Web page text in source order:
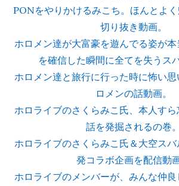
PONをやりかけるみこち。ほんとよ
切り抜き動画。
ホロメン達が大富豪を遊んでる姿が
を確信した瞬間に全てを失うス
ホロメン達と旅行に行った時に怖い
ロメンの話動画。
ホロライブのさくらみこ氏、本人す
話を発掘されるの巻。
ホロライブのさくらみこ氏＆大空ス
発コラボ企画を配信動画
ホロライブのメンバーが、みんな仲